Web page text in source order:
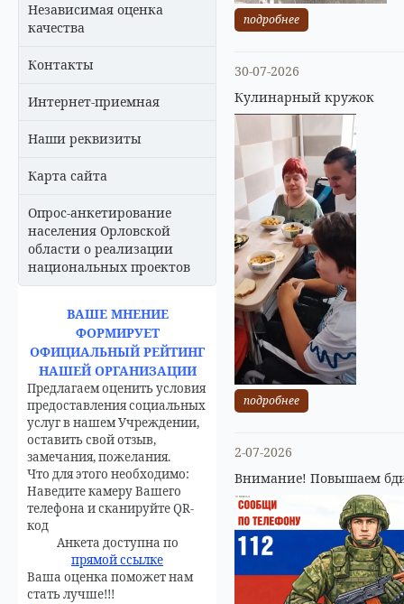
Независимая оценка
качества
Контакты
Интернет-приемная
Наши реквизиты
Карта сайта
Опрос-анкетирование
населения Орловской
области о реализации
национальных проектов
ВАШЕ МНЕНИЕ
ФОРМИРУЕТ
ОФИЦИАЛЬНЫЙ РЕЙТИНГ
НАШЕЙ ОРГАНИЗАЦИИ
Предлагаем оценить условия
предоставления социальных
услуг в нашем Учреждении,
оставить свой отзыв,
замечания, пожелания.
Что для этого необходимо:
Наведите камеру Вашего
телефона и сканируйте QR-
код
Анкета доступна по
прямой ссылке
Ваша оценка поможет нам
стать лучше!!!
подробнее
30-07-2026
Кулинарный кружок
подробнее
2-07-2026
Внимание! Повышаем